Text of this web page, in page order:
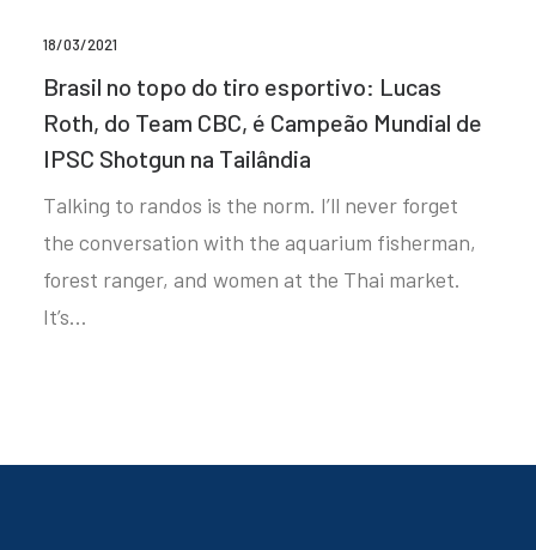
18/03/2021
Brasil no topo do tiro esportivo: Lucas
Roth, do Team CBC, é Campeão Mundial de
IPSC Shotgun na Tailândia
Talking to randos is the norm. I’ll never forget
the conversation with the aquarium fisherman,
forest ranger, and women at the Thai market.
It’s…